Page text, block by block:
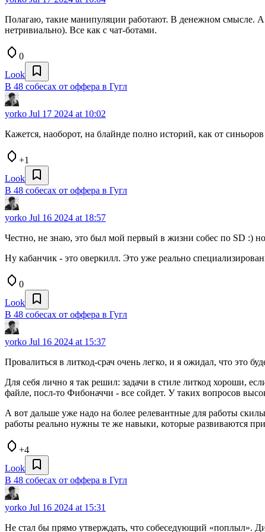
Полагаю, такие манипуляции работают. В денежном смысле. А
нетривиально). Все как с чат-ботами.
0
Look
В 48 собесах от оффера в Гугл
yorko Jul 17 2024 at 10:02
Кажется, наоборот, на блайнде полно историй, как от
+1
Look
В 48 собесах от оффера в Гугл
yorko Jul 16 2024 at 18:57
Честно, не знаю, это был мой первый в жизни собес по SD :)
Ну кабанчик - это оверкилл. Это уже реально
0
Look
В 48 собесах от оффера в Гугл
yorko Jul 16 2024 at 15:37
Провалиться в литкод-срач очень легко, и я ожидал, что это
Для себя лично я так решил: задачи в стиле литкод хороши,
файле, посл-то Фибоначчи - все сойдет. У таких вопросов
А вот дальше уже надо на более релевантные для работы
работы реально нужны те же навыки, которые развиваются
+4
Look
В 48 собесах от оффера в Гугл
yorko Jul 16 2024 at 15:31
Не стал бы прямо утверждать, что собеседующий «поплыл».